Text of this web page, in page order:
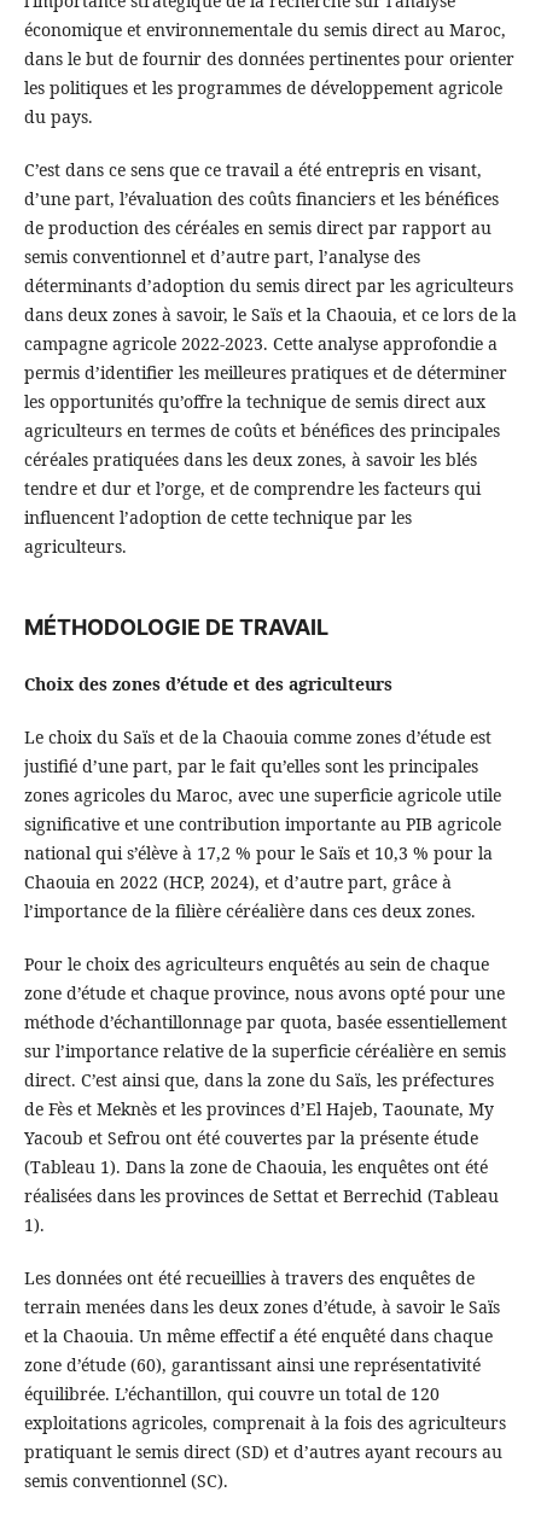
économique et environnementale du semis direct au Maroc,
dans le but de fournir des données pertinentes pour orienter
les politiques et les programmes de développement agricole
du pays.
C’est dans ce sens que ce travail a été entrepris en visant,
d’une part, l’évaluation des coûts financiers et les bénéfices
de production des céréales en semis direct par rapport au
semis conventionnel et d’autre part, l’analyse des
déterminants d’adoption du semis direct par les agriculteurs
dans deux zones à savoir, le Saïs et la Chaouia, et ce lors de la
campagne agricole 2022-2023. Cette analyse approfondie a
permis d’identifier les meilleures pratiques et de déterminer
les opportunités qu’offre la technique de semis direct aux
agriculteurs en termes de coûts et bénéfices des principales
céréales pratiquées dans les deux zones, à savoir les blés
tendre et dur et l’orge, et de comprendre les facteurs qui
influencent l’adoption de cette technique par les
agriculteurs.
MÉTHODOLOGIE DE TRAVAIL
Choix des zones d’étude et des agriculteurs
Le choix du Saïs et de la Chaouia comme zones d’étude est
justifié d’une part, par le fait qu’elles sont les principales
zones agricoles du Maroc, avec une superficie agricole utile
significative et une contribution importante au PIB agricole
national qui s’élève à 17,2 % pour le Saïs et 10,3 % pour la
Chaouia en 2022 (HCP, 2024), et d’autre part, grâce à
l’importance de la filière céréalière dans ces deux zones.
Pour le choix des agriculteurs enquêtés au sein de chaque
zone d’étude et chaque province, nous avons opté pour une
méthode d’échantillonnage par quota, basée essentiellement
sur l’importance relative de la superficie céréalière en semis
direct. C’est ainsi que, dans la zone du Saïs, les préfectures
de Fès et Meknès et les provinces d’El Hajeb, Taounate, My
Yacoub et Sefrou ont été couvertes par la présente étude
(Tableau 1). Dans la zone de Chaouia, les enquêtes ont été
réalisées dans les provinces de Settat et Berrechid (Tableau
1).
Les données ont été recueillies à travers des enquêtes de
terrain menées dans les deux zones d’étude, à savoir le Saïs
et la Chaouia. Un même effectif a été enquêté dans chaque
zone d’étude (60), garantissant ainsi une représentativité
équilibrée. L’échantillon, qui couvre un total de 120
exploitations agricoles, comprenait à la fois des agriculteurs
pratiquant le semis direct (SD) et d’autres ayant recours au
semis conventionnel (SC).